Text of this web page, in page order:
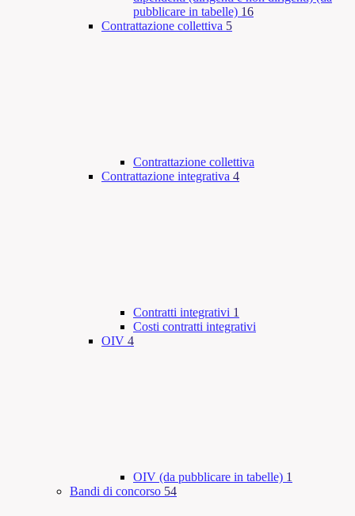
pubblicare in tabelle) 16
Contrattazione collettiva 5
Contrattazione collettiva
Contrattazione integrativa 4
Contratti integrativi 1
Costi contratti integrativi
OIV 4
OIV (da pubblicare in tabelle) 1
Bandi di concorso 54